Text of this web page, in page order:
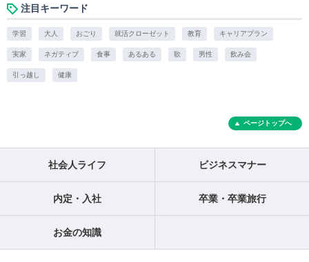
注目キーワード
学習 大人 おごり 就活クローゼット 教育 キャリアプラン
実家 ネガティブ 食事 あるある 歌 男性 飲み会
引っ越し 健康
ページトップへ
社会人ライフ ビジネスマナー
内定・入社 卒業・卒業旅行
お金の知識